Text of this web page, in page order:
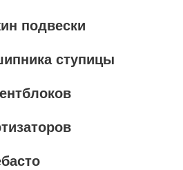
подвески
ступицы